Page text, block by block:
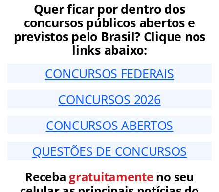
Quer ficar por dentro dos
concursos públicos abertos e
previstos pelo Brasil? Clique nos
links abaixo:
CONCURSOS FEDERAIS
CONCURSOS 2026
CONCURSOS ABERTOS
QUESTÕES DE CONCURSOS
Receba gratuitamenteno seu